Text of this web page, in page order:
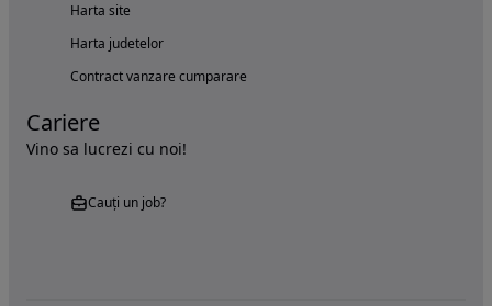
Harta site
Harta judetelor
Contract vanzare cumparare
Cariere
Vino sa lucrezi cu noi!
Cauți un job?